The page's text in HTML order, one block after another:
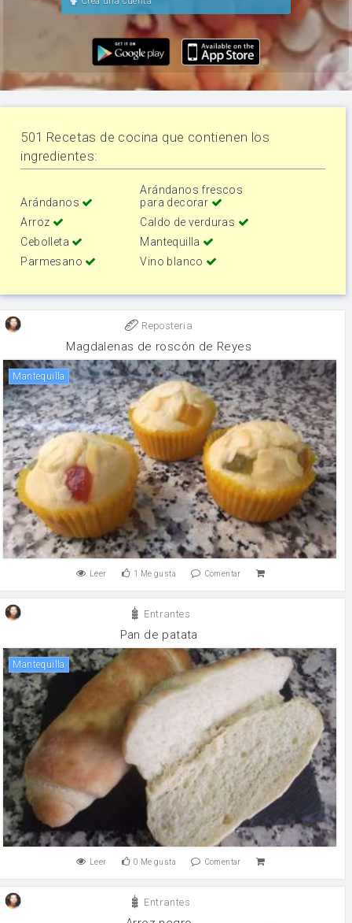
501 Recetas de cocina que contienen los
ingredientes:
Arándanos
Arándanos frescos
para decorar
Arroz
Caldo de verduras
Cebolleta
Mantequilla
Parmesano
Vino blanco
Reposteria
Magdalenas de roscón de Reyes
mantequilla
Leer 1 Me gusta Comentar
Entrantes
Pan de patata
mantequilla
Leer 0 Me gusta Comentar
Entrantes